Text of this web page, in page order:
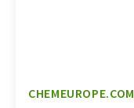
CHEMEUROPE.COM